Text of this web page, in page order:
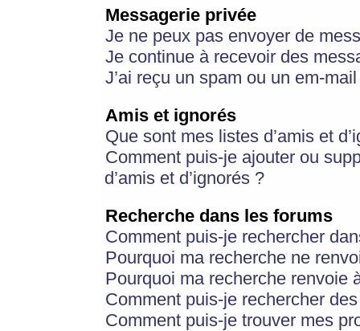
Messagerie privée
Je ne peux pas envoyer de
Je continue à recevoir des
J’ai reçu un spam ou un em-
Amis et ignorés
Que sont mes listes d’amis et
Comment puis-je ajouter ou
d’amis et d’ignorés ?
Recherche dans les forums
Comment puis-je rechercher
Pourquoi ma recherche ne
Pourquoi ma recherche renvoie
Comment puis-je rechercher
Comment puis-je trouver mes